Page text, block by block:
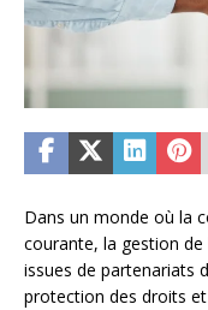
Dans un monde où la
courante, la gestion
issues de partenariats
protection des droits